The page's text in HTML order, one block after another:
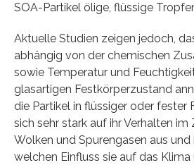
SOA-Partikel ölige, flüssige
Aktuelle Studien zeigen jedoch,
abhängig von der chemischen
sowie Temperatur und
glasartigen Festkörperzustand
die Partikel in flüssiger oder fester
sich sehr stark auf ihr Verhalten
Wolken und Spurengasen aus
welchen Einfluss sie auf das